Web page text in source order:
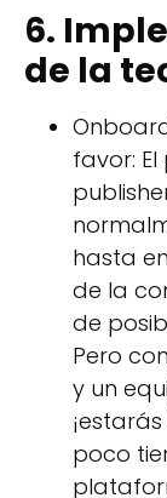
6.
de la
favor:
hasta
de la
de
Pero
y un
poco